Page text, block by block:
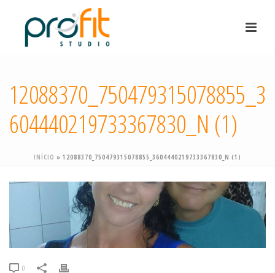
12088370_750479315078855_3
604440219733367830_N (1)
INÍCIO » 12088370_750479315078855_3604440219733367830_N (1)
0